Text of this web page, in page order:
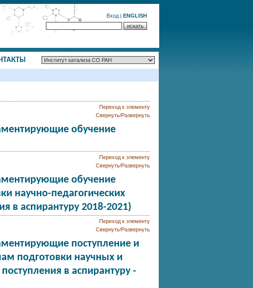
Вход | ENGLISH
Переход к элементу
Свернуть/Развернуть
обучение
Переход к элементу
Свернуть/Развернуть
обучение
научно-педагогических
в аспирантуру 2018-2021)
Переход к элементу
Свернуть/Развернуть
поступление и
подготовки научных и
в аспирантуру -